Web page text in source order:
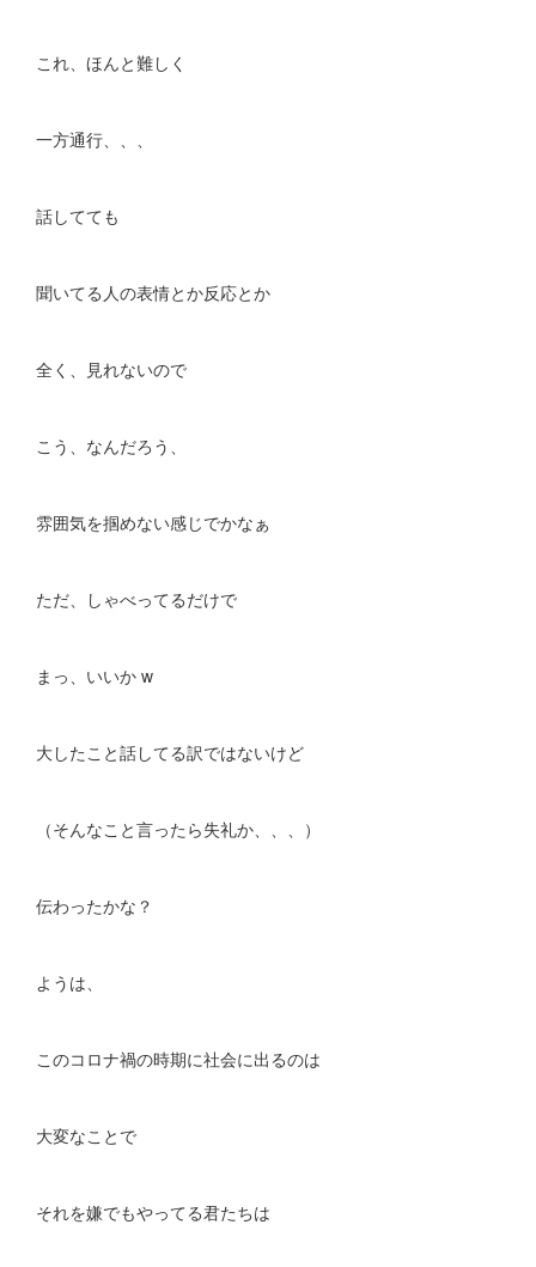
これ、ほんと難しく
一方通行、、、
話してても
聞いてる人の表情とか反応とか
全く、見れないので
こう、なんだろう、
雰囲気を掴めない感じでかなぁ
ただ、しゃべってるだけで
まっ、いいか w
大したこと話してる訳ではないけど
（そんなこと言ったら失礼か、、、）
伝わったかな？
ようは、
このコロナ禍の時期に社会に出るのは
大変なことで
それを嫌でもやってる君たちは